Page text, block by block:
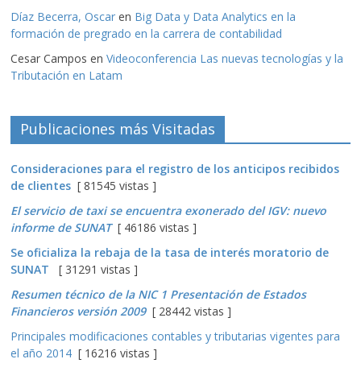
Díaz Becerra, Oscar en Big Data y Data Analytics en la
formación de pregrado en la carrera de contabilidad
Cesar Campos enVideoconferencia Las nuevas tecnologías y la
Tributación en Latam
Publicaciones más Visitadas
Consideraciones para el registro de los anticipos recibidos
de clientes [ 81545 vistas ]
El servicio de taxi se encuentra exonerado del IGV: nuevo
informe de SUNAT[ 46186 vistas ]
Se oficializa la rebaja de la tasa de interés moratorio de
SUNAT
[ 31291 vistas ]
Resumen técnico de la NIC 1 Presentación de Estados
Financieros versión 2009[ 28442 vistas ]
Principales modificaciones contables y tributarias vigentes para
el año 2014 [ 16216 vistas ]